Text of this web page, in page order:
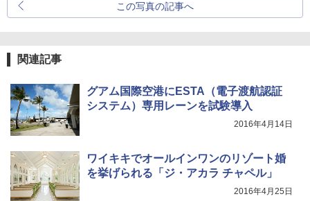
この写真の記事へ
関連記事
グアム国際空港にESTA（電子渡航認証
システム）専用レーンを試験導入
2016年4月14日
ワイキキでオールインワンのリゾート婚
を挙げられる「ジ・アカラ チャペル」
2016年4月25日